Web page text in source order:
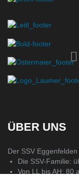
ÜBER UNS
Der SSV
Die SSV-Familie:
Von LL bis AH: 80